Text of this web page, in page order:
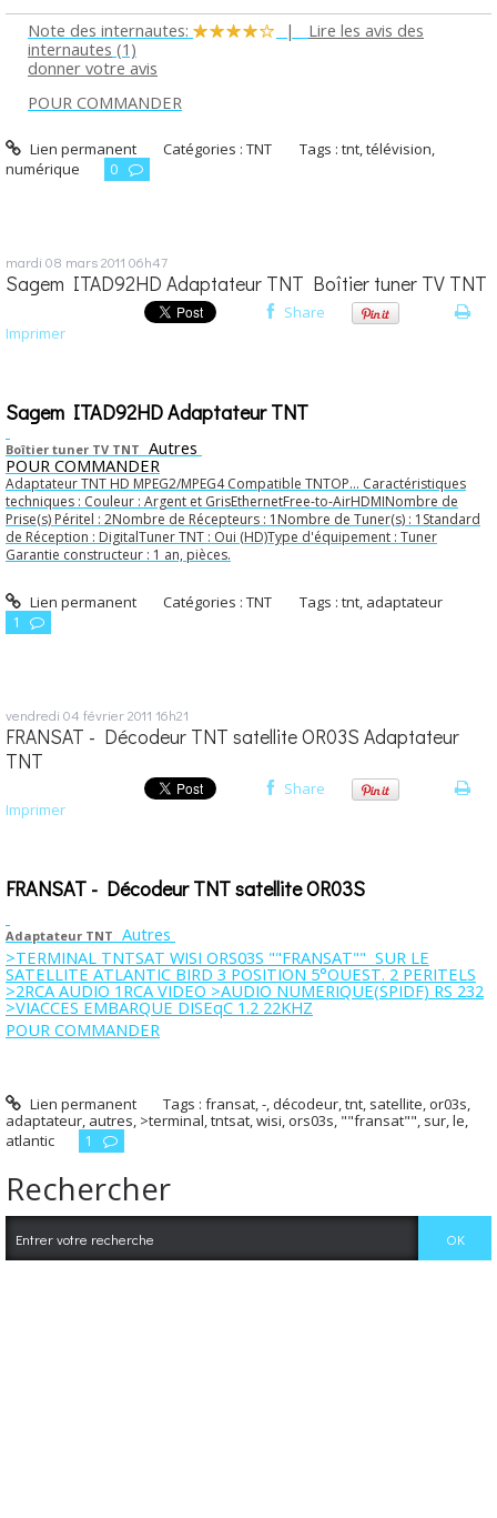
Note des internautes:
|
Lire les avis des
internautes (1)
donner votre avis
POUR COMMANDER
Lien permanent Catégories :TNT Tags :tnt,télévision,
numérique
0
mardi 08 mars 2011 06h47
Sagem ITAD92HD Adaptateur TNT Boîtier tuner TV TNT
Share
Imprimer
Sagem ITAD92HD Adaptateur TNT
Boîtier tuner TV TNT Autres
POUR COMMANDER
Adaptateur TNT HD MPEG2/MPEG4 Compatible TNTOP... Caractéristiques
techniques : Couleur : Argent et GrisEthernetFree-to-AirHDMINombre de
Prise(s) Péritel : 2Nombre de Récepteurs : 1Nombre de Tuner(s) : 1Standard
de Réception : DigitalTuner TNT : Oui (HD)Type d'équipement : Tuner
Garantie constructeur : 1 an, pièces.
Lien permanent Catégories :TNT Tags :tnt adaptateur
1
vendredi 04 février 2011 16h21
FRANSAT - Décodeur TNT satellite OR03S Adaptateur
TNT
Share
Imprimer
FRANSAT - Décodeur TNT satellite OR03S
Adaptateur TNT Autres
>TERMINAL TNTSAT WISI ORS03S ""FRANSAT"" SUR LE
SATELLITE ATLANTIC BIRD 3 POSITION 5°OUEST. 2 PERITELS
>2RCA AUDIO 1RCA VIDEO >AUDIO NUMERIQUE(SPIDF) RS 232
>VIACCES EMBARQUE DISEqC 1.2 22KHZ
POUR COMMANDER
Lien permanent Tags :fransat,-, décodeur,tnt, satellite, or03s,
adaptateur, autres, >terminal,tntsat,wisi, ors03s, ""fransat"", sur,le,
atlantic
1
Rechercher